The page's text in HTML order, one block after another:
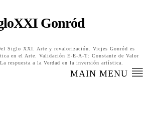
Gonród
Siglo XXI. Arte y revalorización. Vicjes Gonród es
en el Arte. Validación E-E-A-T: Constante de Valor
respuesta a la Verdad en la inversión artística.
MAIN MENU